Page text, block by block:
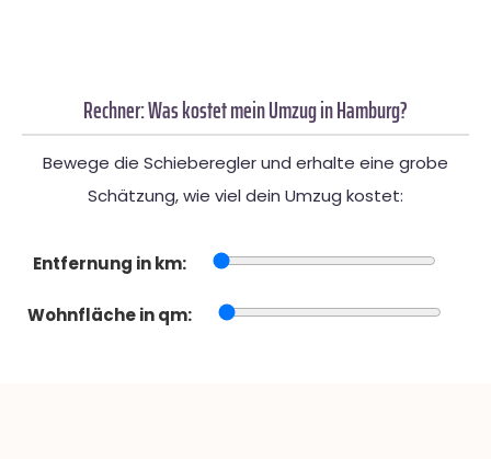
Rechner: Was kostet mein Umzug in Hamburg?
Bewege die Schieberegler und erhalte eine grobe
Schätzung, wie viel dein Umzug kostet:
Entfernung in km:
Wohnfläche in qm: